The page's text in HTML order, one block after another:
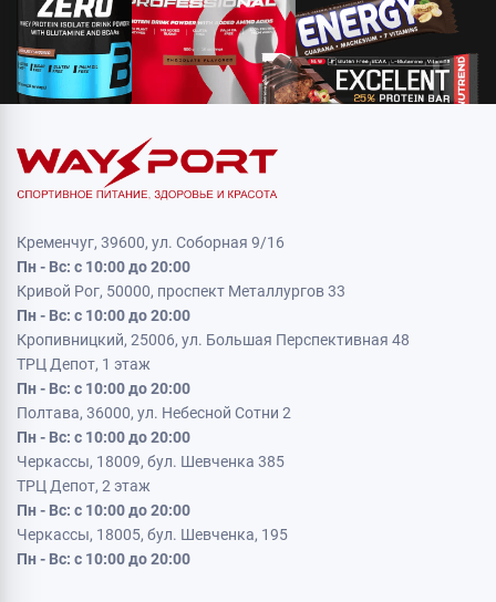
Кременчуг, 39600, ул. Соборная 9/16
Пн - Вс: с 10:00 до 20:00
Кривой Рог, 50000, проспект Металлургов 33
Пн - Вс: с 10:00 до 20:00
Кропивницкий, 25006, ул. Большая Перспективная 48
ТРЦ Депот, 1 этаж
Пн - Вс: с 10:00 до 20:00
Полтава, 36000, ул. Небесной Сотни 2
Пн - Вс: с 10:00 до 20:00
Черкассы, 18009, бул. Шевченка 385
ТРЦ Депот, 2 этаж
Пн - Вс: с 10:00 до 20:00
Черкассы, 18005, бул. Шевченка, 195
Пн - Вс: с 10:00 до 20:00